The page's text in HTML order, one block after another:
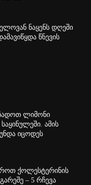
ნაყენს დღეში
წნევის
ლიმონი
ამის
იცოდეს
ქოლესტერინის
– 5 რჩევა